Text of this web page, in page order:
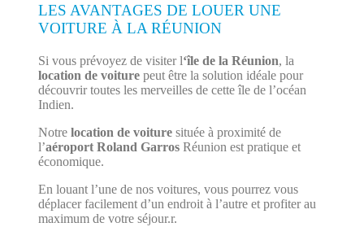
LES AVANTAGES DE LOUER UNE
VOITURE À LA RÉUNION
Si vous prévoyez de visiter l‘île de la Réunion, la
location de voiturepeut être la solution idéale pour
découvrir toutes les merveilles de cette île de l’océan
Indien.
Notre location de voituresituée à proximité de
l’aéroport Roland GarrosRéunion est pratique et
économique.
En louant l’une de nos voitures, vous pourrez vous
déplacer facilement d’un endroit à l’autre et profiter au
maximum de votre séjour.r.